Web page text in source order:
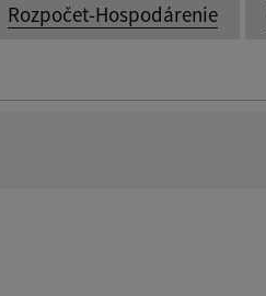
Rozpočet-Hospodárenie